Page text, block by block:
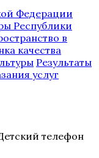
Федерации
Республики
в
качества
Результаты
услуг
телефон